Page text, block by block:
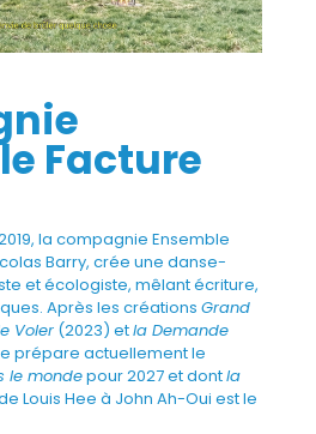
Facture
la compagnie Ensemble
Barry, crée une danse-
et écologiste, mêlant écriture,
Après les créations Grand
Voler(2023) etla Demande
prépare actuellement le
le mondepour 2027 et dontla
Louis Hee à John Ah-Oui est le